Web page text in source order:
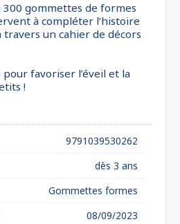
300 gommettes de formes
à compléter l’histoire
un cahier de décors
favoriser l’éveil et la
!
9791039530262
dès 3 ans
Gommettes formes
08/09/2023